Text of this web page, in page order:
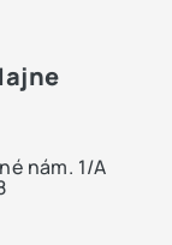
nám. 1/A